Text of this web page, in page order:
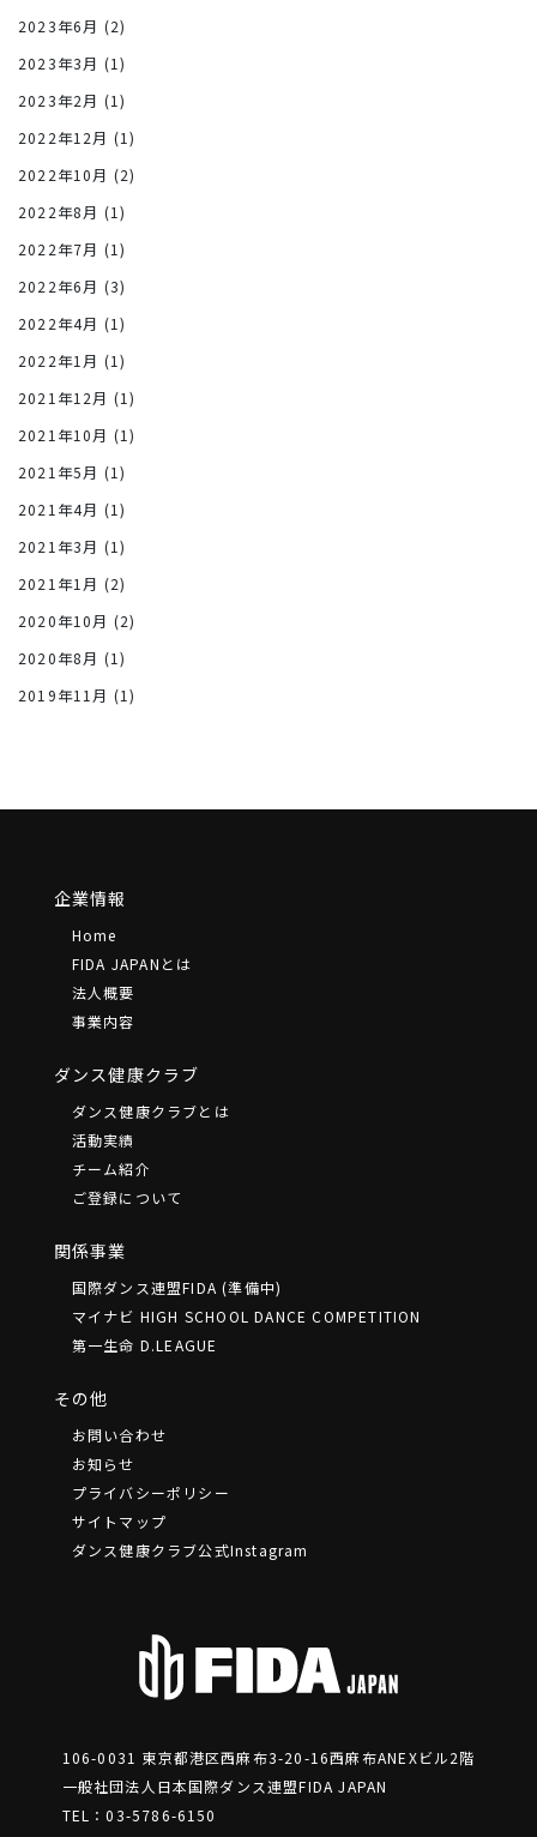
2023年6月 (2)
2023年3月 (1)
2023年2月 (1)
2022年12月 (1)
2022年10月 (2)
2022年8月 (1)
2022年7月 (1)
2022年6月 (3)
2022年4月 (1)
2022年1月 (1)
2021年12月 (1)
2021年10月 (1)
2021年5月 (1)
2021年4月 (1)
2021年3月 (1)
2021年1月 (2)
2020年10月 (2)
2020年8月 (1)
2019年11月 (1)
企業情報
Home
FIDA JAPANとは
法⼈概要
事業内容
ダンス健康クラブ
ダンス健康クラブとは
活動実績
チーム紹介
ご登録について
関係事業
国際ダンス連盟FIDA (準備中)
マイナビ HIGH SCHOOL DANCE COMPETITION
第一生命 D.LEAGUE
その他
お問い合わせ
お知らせ
プライバシーポリシー
サイトマップ
ダンス健康クラブ公式Instagram
106-0031 東京都港区⻄麻布3-20-16⻄麻布ANEXビル2階
一般社団法人日本国際ダンス連盟FIDA JAPAN
TEL：03-5786-6150